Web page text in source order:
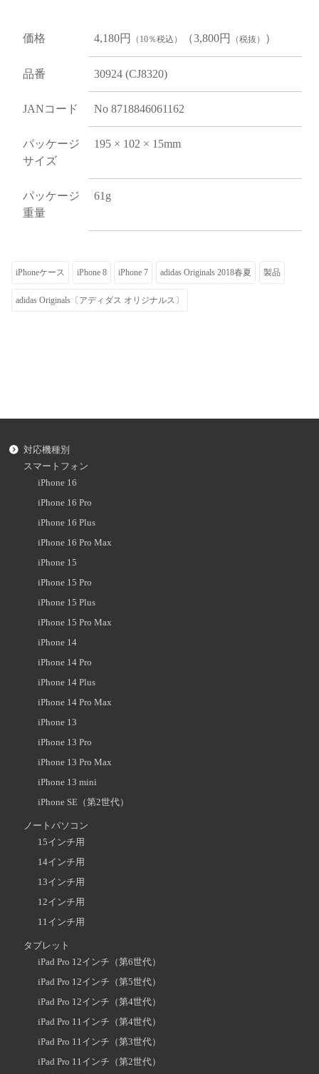
価格 4,180円 （10％税込） （3,800円 （税抜） ）
品番 30924 (CJ8320)
JANコード No 8718846061162
パッケージ
サイズ
195 × 102 × 15mm
パッケージ
重量
61g
iPhoneケース iPhone 8 iPhone 7 adidas Originals 2018春夏 製品
adidas Originals〔アディダス オリジナルス〕
対応機種別
スマートフォン
iPhone 16
iPhone 16 Pro
iPhone 16 Plus
iPhone 16 Pro Max
iPhone 15
iPhone 15 Pro
iPhone 15 Plus
iPhone 15 Pro Max
iPhone 14
iPhone 14 Pro
iPhone 14 Plus
iPhone 14 Pro Max
iPhone 13
iPhone 13 Pro
iPhone 13 Pro Max
iPhone 13 mini
iPhone SE（第2世代）
ノートパソコン
15インチ用
14インチ用
13インチ用
12インチ用
11インチ用
タブレット
iPad Pro 12インチ（第6世代）
iPad Pro 12インチ（第5世代）
iPad Pro 12インチ（第4世代）
iPad Pro 11インチ（第4世代）
iPad Pro 11インチ（第3世代）
iPad Pro 11インチ（第2世代）